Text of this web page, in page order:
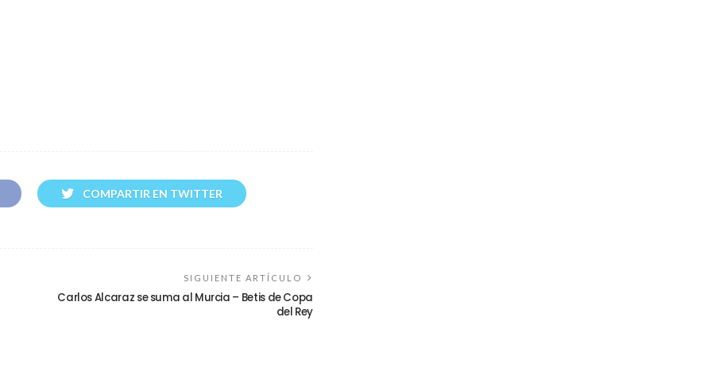
COMPARTIR EN TWITTER
SIGUIENTE ARTÍCULO
Carlos Alcaraz se suma al Murcia – Betis de Copa
del Rey